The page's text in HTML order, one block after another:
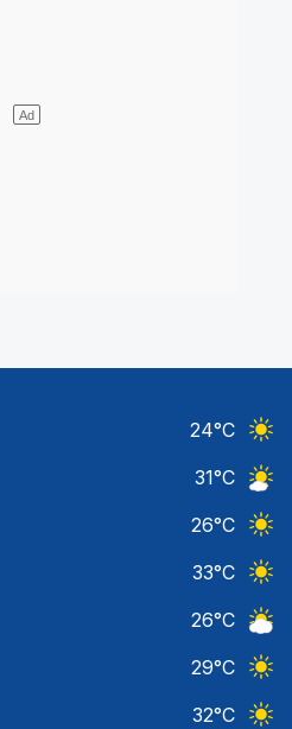
24°C
31°C
26°C
33°C
26°C
29°C
32°C